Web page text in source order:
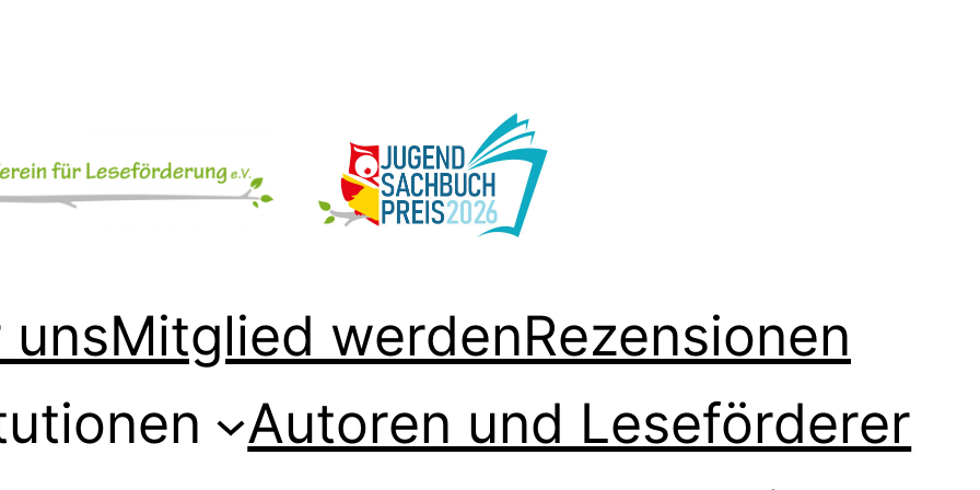
unsMitglied werdenRezensionen
Autoren und Leseförderer